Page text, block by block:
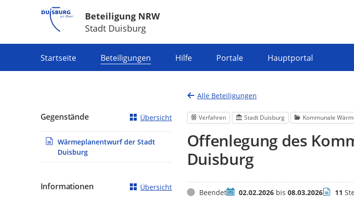
Beteiligung NRW
Stadt Duisburg
Startseite Beteiligungen Hilfe Portale Hauptportal
Alle Beteiligungen
Verfahren Stadt Duisburg Kommunale
Offenlegung des
Duisburg
StatusBeendetZeitraum
02.02.2026bis 08.03.2026 11
Gegenstände Übersicht
Wärmeplanentwurf der Stadt
Duisburg
Informationen Übersicht